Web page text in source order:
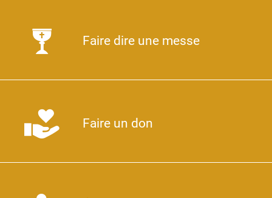
Faire dire une messe
Faire un don